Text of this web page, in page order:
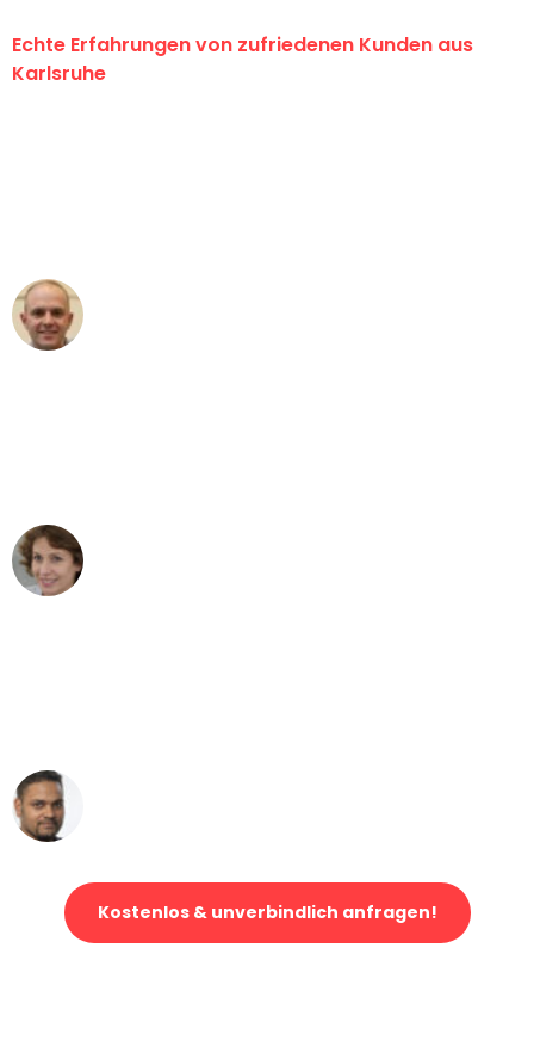
Echte Erfahrungen von zufriedenen Kunden aus
Karlsruhe
Kostenlos & unverbindlich anfragen!